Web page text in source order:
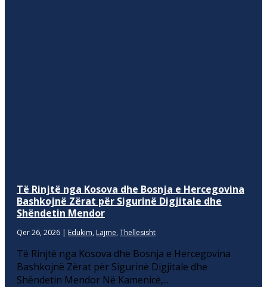
Të Rinjtë nga Kosova dhe Bosnja e Hercegovina
Bashkojnë Zërat për Sigurinë Digjitale dhe
Shëndetin Mendor
Qer 26, 2026 | Edukim, Lajme, Thellesisht
Të Rinjtë nga Kosova dhe Bosnja e Hercegovina
Bashkojnë Zërat për Sigurinë Digjitale dhe
Shëndetin Mendor Në Kamenicë,...